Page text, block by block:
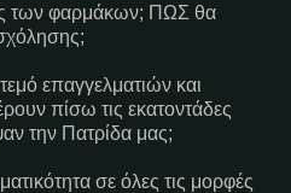
των φαρμάκων; ΠΩΣ θα
επαγγελματιών και
πίσω τις εκατοντάδες
την Πατρίδα μας;
σε όλες τις μορφές